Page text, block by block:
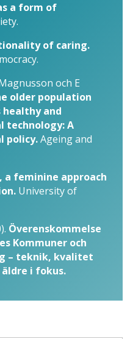
a form of
of caring.
och E
older population
and
technology: A
policy.Ageing and
a feminine approach
University of
Överenskommelse
Kommuner och
– teknik, kvalitet
i fokus.